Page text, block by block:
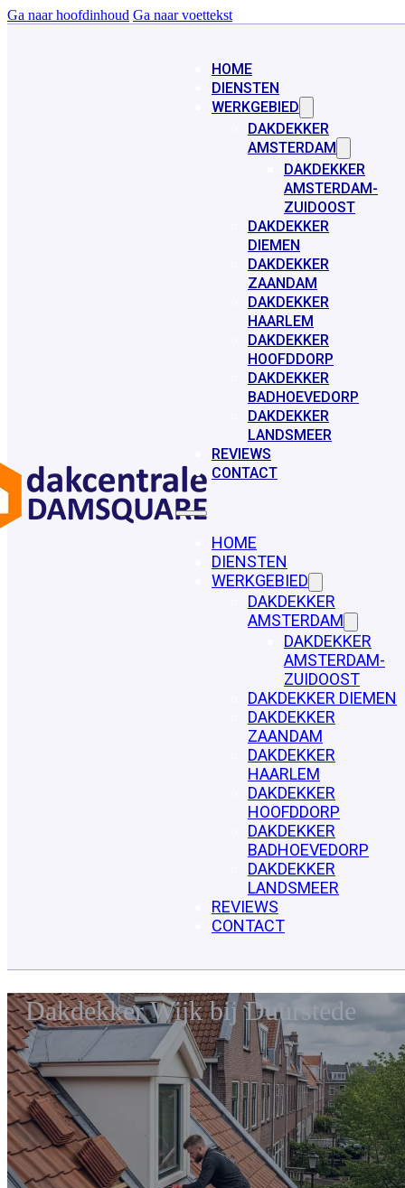
Ga naar hoofdinhoud Ga naar voettekst
HOME
DIENSTEN
WERKGEBIED
DAKDEKKER
AMSTERDAM
DAKDEKKER
AMSTERDAM-
ZUIDOOST
DAKDEKKER
DIEMEN
DAKDEKKER
ZAANDAM
DAKDEKKER
HAARLEM
DAKDEKKER
HOOFDDORP
DAKDEKKER
BADHOEVEDORP
DAKDEKKER
LANDSMEER
REVIEWS
CONTACT
HOME
DIENSTEN
WERKGEBIED
DAKDEKKER
AMSTERDAM
DAKDEKKER
AMSTERDAM-
ZUIDOOST
DAKDEKKER DIEMEN
DAKDEKKER
ZAANDAM
DAKDEKKER
HAARLEM
DAKDEKKER
HOOFDDORP
DAKDEKKER
BADHOEVEDORP
DAKDEKKER
LANDSMEER
REVIEWS
CONTACT
Dakdekker Wijk bij Duurstede